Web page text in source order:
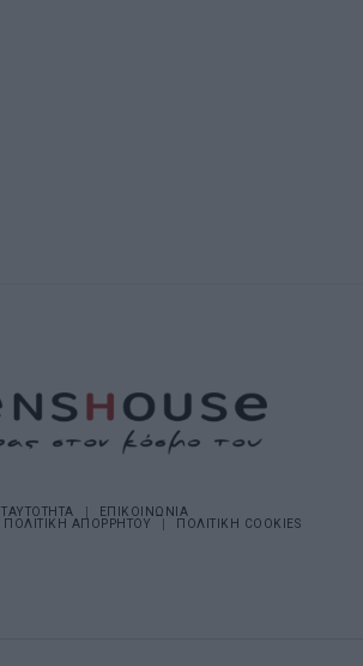
ΤΑΥΤΟΤΗΤΑ
ΕΠΙΚΟΙΝΩΝΙΑ
ΠΟΛΙΤΙΚΗ ΑΠΟΡΡΗΤΟΥ ΠΟΛΙΤΙΚΗ COOKIES